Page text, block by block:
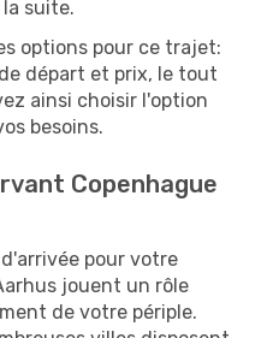
suite.
options pour ce trajet:
départ et prix, le tout
ainsi choisir l'option
besoins.
Copenhague
pour votre
jouent un rôle
de votre périple.